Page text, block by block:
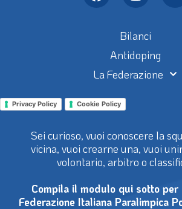
Bilanci
Antidoping
La Federazione
Privacy Policy Cookie Policy
Sei curioso, vuoi conoscere la
vicina, vuoi crearne una, vuoi
volontario, arbitro o
Compila il modulo qui sotto per
Federazione Italiana Paralimpica